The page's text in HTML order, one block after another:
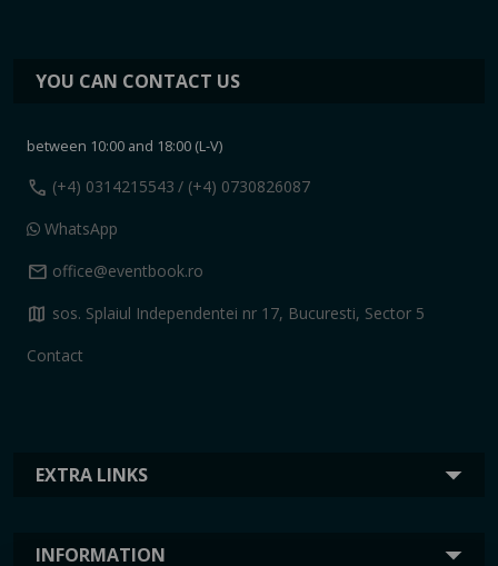
EXTRA LINKS
INFORMATION
YOU CAN CONTACT US
between 10:00 and 18:00 (L-V)
call (+4) 0314215543 / (+4) 0730826087
WhatsApp
mail office@eventbook.ro
map sos. Splaiul Independentei nr 17, Bucuresti, Sector 5
Contact